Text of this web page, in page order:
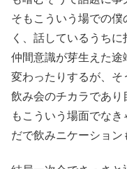
そもこういう場での
く、話しているうち
仲間意識が芽生えた途
変わったりするが、
飲み会のチカラであり
もこういう場面でな
だで飲みニケーション